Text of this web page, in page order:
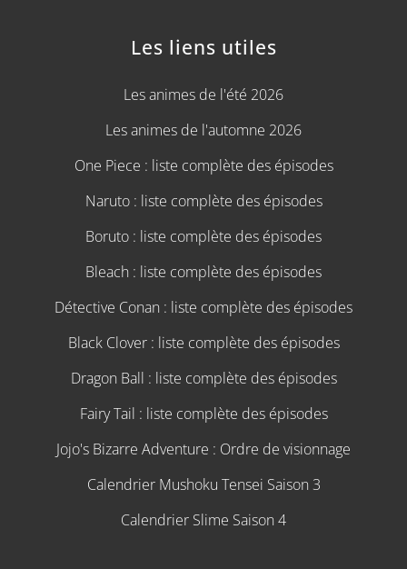
Les liens utiles
Les animes de l'été 2026
Les animes de l'automne 2026
One Piece : liste complète des épisodes
Naruto : liste complète des épisodes
Boruto : liste complète des épisodes
Bleach : liste complète des épisodes
Détective Conan : liste complète des épisodes
Black Clover : liste complète des épisodes
Dragon Ball : liste complète des épisodes
Fairy Tail : liste complète des épisodes
Jojo's Bizarre Adventure : Ordre de visionnage
Calendrier Mushoku Tensei Saison 3
Calendrier Slime Saison 4